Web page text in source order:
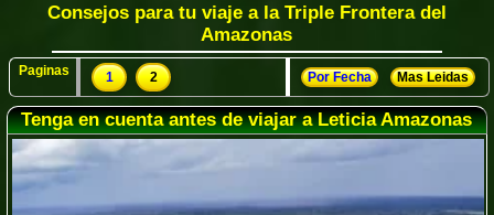
Consejos para tu viaje a la Triple Frontera del
Amazonas
Paginas 1 2 Por Fecha Mas Leidas
Tenga en cuenta antes de viajar a Leticia Amazonas